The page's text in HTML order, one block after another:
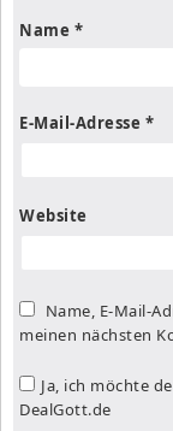
Name *
E-Mail-Adresse *
Website
Name, E-Mail-
meinen nächsten
Ja, ich möchte
DealGott.de